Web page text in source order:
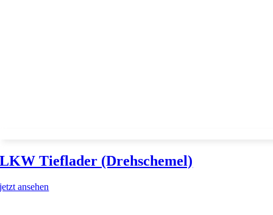
LKW Tieflader (Drehschemel)
jetzt ansehen